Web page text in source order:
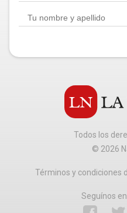
Todos los
© 2026
Términos y condiciones
Seguínos